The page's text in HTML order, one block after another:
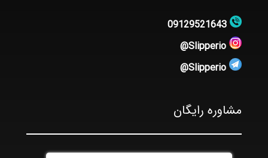
09129521643
Slipperio@
Slipperio@
مشاوره رایگان